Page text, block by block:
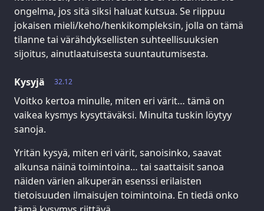
ongelma, jos sitä siksi haluat kutsua. Se riippuu
jokaisen mieli/keho/henkikompleksin, jolla on tämä
tilanne tai värähdyksellisten suhteellisuuksien
sijoitus, ainutlaatuisesta suuntautumisesta.
32.12
Kysyjä
Voitko kertoa minulle, miten eri värit… tämä on
vaikea kysmys kysyttäväksi. Minulta tuskin löytyy
sanoja.
Yritän kysyä, miten eri värit, sanoisinko, saavat
alkunsa näinä toimintoina… tai saattaisit sanoa
näiden värien alkuperän esenssi erilaisten
tietoisuuden ilmaisujen toimintoina. En tiedä onko